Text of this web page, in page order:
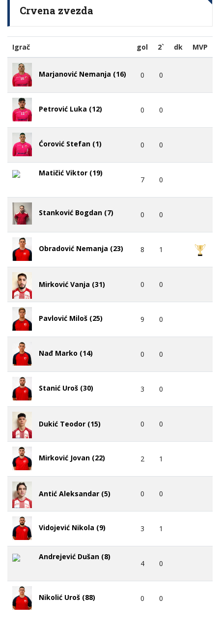
Crvena zvezda
Igrač gol 2` dk MVP
Marjanović Nemanja (16) 0 0
Petrović Luka (12) 0 0
Ćorović Stefan (1) 0 0
Matičić Viktor (19)
7 0
Stanković Bogdan (7) 0 0
Obradović Nemanja (23) 8 1
Mirković Vanja (31) 0 0
Pavlović Miloš (25) 9 0
Nađ Marko (14) 0 0
Stanić Uroš (30) 3 0
Dukić Teodor (15) 0 0
Mirković Jovan (22) 2 1
Antić Aleksandar (5) 0 0
Vidojević Nikola (9) 3 1
Andrejević Dušan (8)
4 0
Nikolić Uroš (88) 0 0